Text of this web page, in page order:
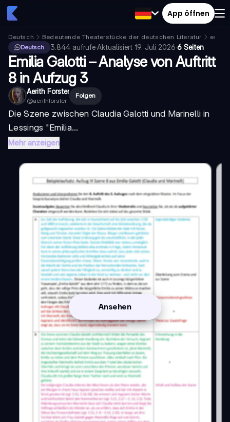
App öffnen
Deutsch Bedeutende Theaterstücke der deutschen Literatur
Deutsch
3.844 aufrufe·Aktualisiert 19. Juli 2026·6 Seiten
Emilia Galotti – Analyse von Auftritt
8 in Aufzug 3
Aerith Forster
@aerithforster
Folgen
Die Szene zwischen Claudia Galotti und Marinelli in
Lessings "Emilia...
Mehr anzeigen
Ansehen